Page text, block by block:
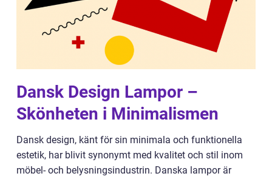
Dansk Design Lampor –
Skönheten i Minimalismen
Dansk design, känt för sin minimala och funktionella
estetik, har blivit synonymt med kvalitet och stil inom
möbel- och belysningsindustrin. Danska lampor är